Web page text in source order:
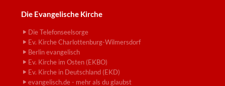
Die Evangelische Kirche
Die Telefonseelsorge
Ev. Kirche Charlottenburg-Wilmersdorf
Berlin evangelisch
Ev. Kirche im Osten (EKBO)
Ev. Kirche in Deutschland (EKD)
evangelisch.de - mehr als du glaubst